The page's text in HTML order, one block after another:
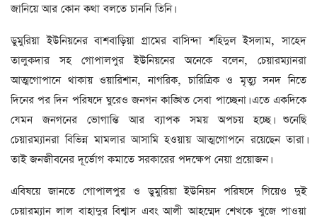
জানিয়ে আর কোন কথা বলতে চাননি তিনি।
ডুমুরিয়া ইউনিয়নের বাশবাড়িয়া গ্রামের বাসিন্দা শহিদুল ইসলাম, সাহেদ
তালুকদার সহ গোপালপুর ইউনিয়নের অনেকে বলেন, চেয়ারম্যানরা
আত্মগোপানে থাকায় ওয়ারিশান, নাগরিক, চারিত্রিক ও মৃত্যু সনদ নিতে
দিনের পর দিন পরিষদে ঘুরেও জনগন কাঙ্খিত সেবা পাচ্ছেনা। এতে একদিকে
যেমন জনগনের ভোগান্তি আর ব্যাপক সময় অপচয় হচ্ছে। শুনেছি
চেয়ারম্যানরা বিভিন্ন মামলার আসামি হওয়ায় আত্মগোপনে রয়েছেন তারা।
তাই জনজীবনের দূর্ভোগ কমাতে সরকারের পদক্ষেপ নেয়া প্রয়োজন।
এবিষয়ে জানতে গোপালপুর ও ডুমুরিয়া ইউনিয়ন পরিষদে গিয়েও দুই
চেয়ারম্যান লাল বাহাদুর বিশ্বাস এবং আলী আহম্মেদ শেখকে খুজে পাওয়া